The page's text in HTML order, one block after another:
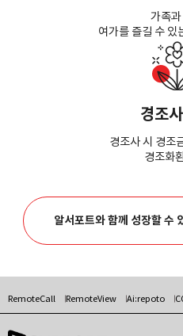
가족과
여가를 즐길 수 있
경조
경조사 시 경조
경조화
알서포트와 함께 성장할 수
RemoteCall RemoteView Ai:repoto